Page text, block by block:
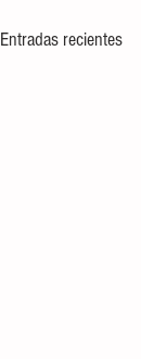
Entradas recientes